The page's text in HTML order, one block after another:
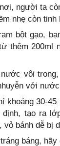
người ta
nhẹ còn
bột gạo,
thêm 200ml
nước vôi
với
khoảng 30-
định, tạo ra
vỏ bánh dễ bị
báng, hãy